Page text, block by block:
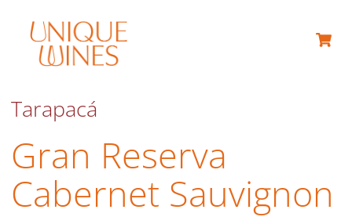
Tarapacá
Gran Reserva
Cabernet Sauvignon